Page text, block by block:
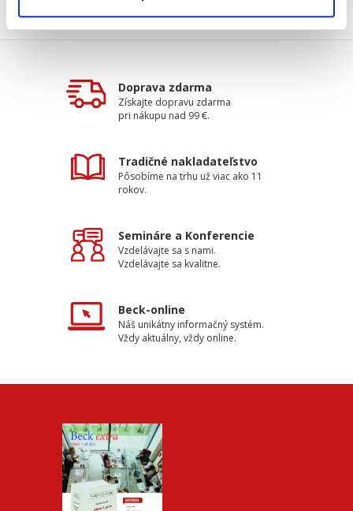
Doprava zdarma
Získajte dopravu zdarma
pri nákupu nad 99 €.
Tradičné nakladateľstvo
Pôsobíme na trhu už viac ako 11
rokov.
Semináre a Konferencie
Vzdelávajte sa s nami.
Vzdelávajte sa kvalitne.
Beck-online
Náš unikátny informačný systém.
Vždy aktuálny, vždy online.